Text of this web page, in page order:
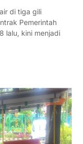
di tiga gili
Pemerintah
lalu, kini menjadi